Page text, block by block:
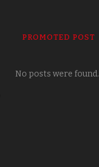
PROMOTED POST
No posts were found.